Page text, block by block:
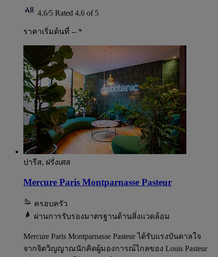
4,6/5 Rated 4,6 of 5
ราคาเริ่มต้นที่ -- *
ปารีส, ฝรั่งเศส
Mercure Paris Montparnasse Pasteur
ครอบครัว
ผ่านการรับรองมาตรฐานด้านสิ่งแวดล้อม
Mercure Paris Montparnasse Pasteur ได้รับแรงบันดาลใจ
จากจิตวิญญาณนักคิดผู้มองการณ์ไกลของ Louis Pasteur